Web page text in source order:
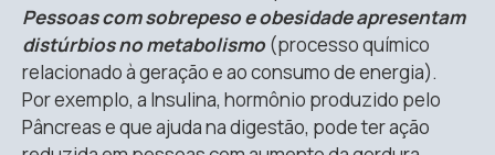
Pessoas com sobrepeso e obesidade apresentam
distúrbios no metabolismo (processo químico
relacionado à geração e ao consumo de energia).
Por exemplo, a Insulina, hormônio produzido pelo
Pâncreas e que ajuda na digestão, pode ter ação